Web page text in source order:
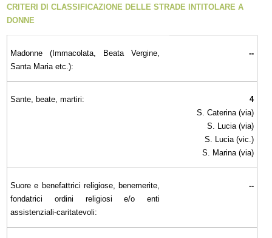
CRITERI DI CLASSIFICAZIONE DELLE STRADE INTITOLARE A
DONNE
Madonne (Immacolata, Beata Vergine,
Santa Maria etc.):
--
Sante, beate, martiri:
4
S. Caterina (via)
S. Lucia (via)
S. Lucia (vic.)
S. Marina (via)
Suore e benefattrici religiose, benemerite,
fondatrici ordini religiosi e/o enti
assistenziali-caritatevoli:
--